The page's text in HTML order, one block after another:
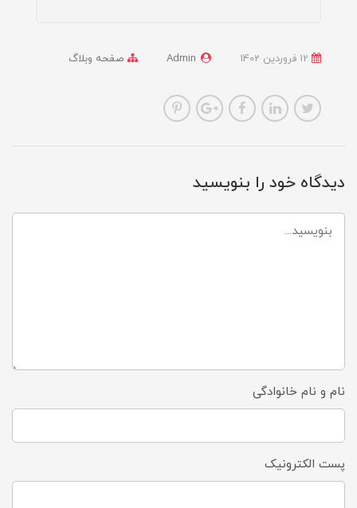
Admin صفحه وبلاگ
دیدگاه خود را بنویسید
نام و نام خانوادگی
پست الکترونیک